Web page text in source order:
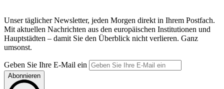
Unser täglicher Newsletter, jeden Morgen direkt in Ihrem Postfach.
Mit aktuellen Nachrichten aus den europäischen Institutionen und
Hauptstädten – damit Sie den Überblick nicht verlieren. Ganz
umsonst.
Geben Sie Ihre E-Mail ein
Abonnieren